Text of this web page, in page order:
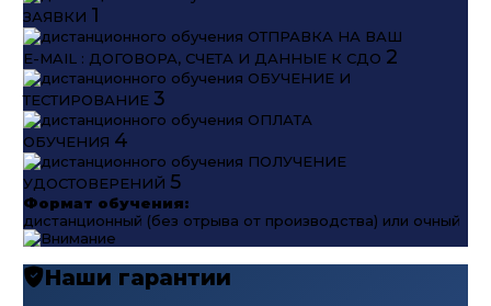
ЗАЯВКИ 1
ОТПРАВКА НА ВАШ
E-MAIL : ДОГОВОРА, СЧЕТА И ДАННЫЕ К СДО 2
ОБУЧЕНИЕ И
ТЕСТИРОВАНИЕ 3
ОПЛАТА
ОБУЧЕНИЯ 4
ПОЛУЧЕНИЕ
УДОСТОВЕРЕНИЙ 5
Формат обучения:
дистанционный (без отрыва от производства) или очный
Наши гарантии